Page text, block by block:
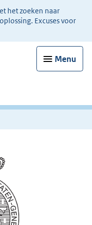
het zoeken naar
Excuses voor
Menu